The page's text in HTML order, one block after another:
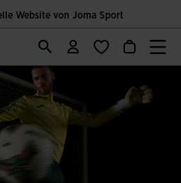
Website von Joma Sport